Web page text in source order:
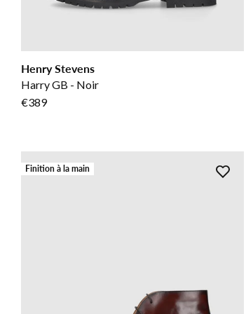
Henry Stevens
Harry GB - Noir
€389
Finition à la main